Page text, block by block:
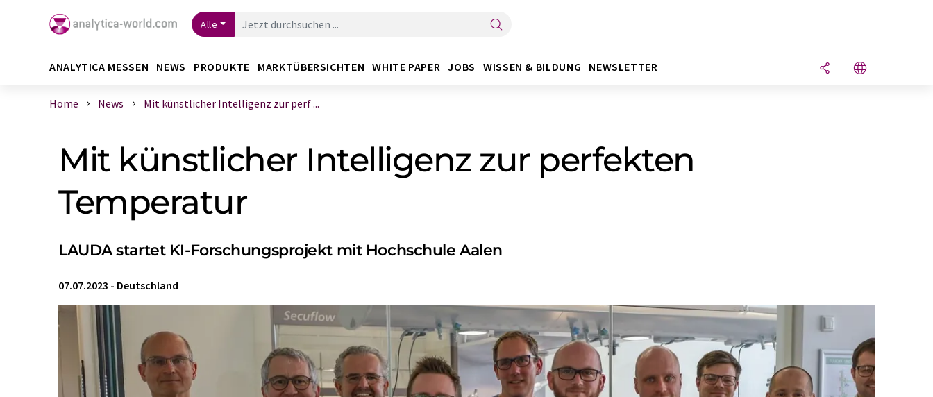
Alle
ANALYTICA MESSEN NEWS PRODUKTE MARKTÜBERSICHTEN WHITE PAPER JOBS WISSEN & BILDUNG NEWSLETTER
Home News Mit künstlicher Intelligenz zur perf ...
Mit künstlicher Intelligenz zur perfekten
Temperatur
LAUDA startet KI-Forschungsprojekt mit Hochschule Aalen
07.07.2023 - Deutschland